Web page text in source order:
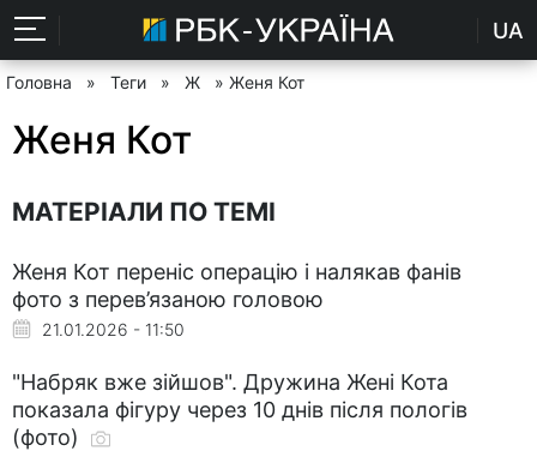
UA
Головна » Теги » Ж » Женя Кот
Женя Кот
МАТЕРІАЛИ ПО ТЕМІ
Женя Кот переніс операцію і налякав фанів
фото з перев’язаною головою
21.01.2026 - 11:50
"Набряк вже зійшов". Дружина Жені Кота
показала фігуру через 10 днів після пологів
(фото)